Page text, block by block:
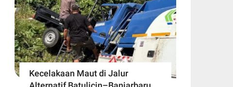
Kecelakaan Maut di Jalur